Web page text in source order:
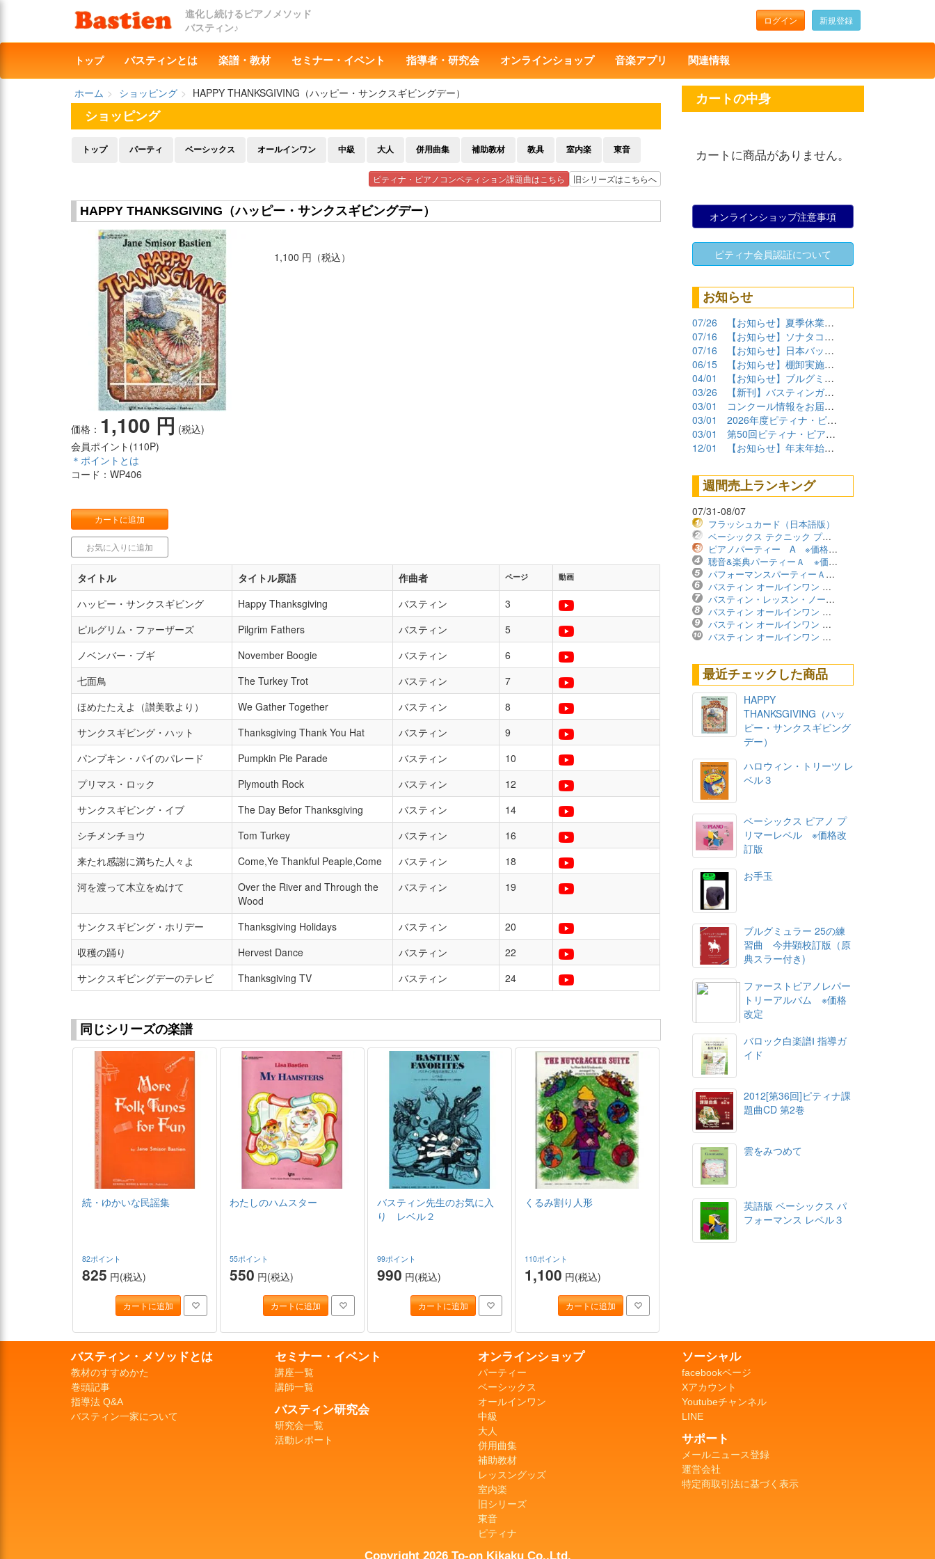
進化し続けるピアノメソッド
バスティン♪
ログイン 新規登録
トップ バスティンとは 楽譜・教材 セミナー・イベント 指導者・研究会 オンラインショップ 音楽アプリ 関連情報
ホーム ショッピング
HAPPY THANKSGIVING（ハッピー・サンクスギビングデー）
ショッピング
トップ パーティ ベーシックス オールインワン 中級 大人 併用曲集 補助教材 教具 室内楽 東音
ピティナ・ピアノコンペティション課題曲はこちら 旧シリーズはこちらへ
HAPPY THANKSGIVING（ハッピー・サンクスギビングデー）
価格： 1,100 円 (税込)
会員ポイント(110P)
＊ポイントとは
コード：WP406
カートに追加
お気に入りに追加
1,100 円（税込）
タイトル タイトル原語 作曲者 ページ 動画
ハッピー・サンクスギビング Happy Thanksgiving バスティン
3
ピルグリム・ファーザーズ
Pilgrim Fathers バスティン
5
ノベンバー・ブギ
November Boogie バスティン
6
七面鳥
The Turkey Trot バスティン
7
ほめたたえよ（讃美歌より）
We Gather Together バスティン
8
サンクスギビング・ハット
Thanksgiving Thank You Hat バスティン
9
パンプキン・パイのパレード
Pumpkin Pie Parade バスティン
10
プリマス・ロック
Plymouth Rock バスティン
12
サンクスギビング・イブ
The Day Befor Thanksgiving バスティン
14
シチメンチョウ
Tom Turkey バスティン
16
来たれ感謝に満ちた人々よ
Come,Ye Thankful Peaple,Come バスティン
18
河を渡って木立をぬけて
Over the River and Through the
Wood
バスティン 19
サンクスギビング・ホリデー Thanksgiving Holidays バスティン
20
収穫の踊り
Hervest Dance バスティン
22
サンクスギビングデーのテレビ
Thanksgiving TV バスティン 24
同じシリーズの楽譜
続・ゆかいな民謡集
82ポイント
825 円(税込)
カートに追加
わたしのハムスター
55ポイント
550 円(税込)
カートに追加
バスティン先生のお気に入
り レベル２
99ポイント
990 円(税込)
カートに追加
くるみ割り人形
110ポイント
1,100 円(税込)
カートに追加
カートの中身
カートに商品がありません。
オンラインショップ注意事項
ピティナ会員認証について
お知らせ
07/26
【お知らせ】夏季休業期間について
07/16
【お知らせ】ソナタコンクール2026参加要項公開
07/16
【お知らせ】日本バッハコンクール2026参加要項公開
06/15
【お知らせ】棚卸実施に伴うショップ臨時休業について
04/01
【お知らせ】ブルグミュラーコンクール2026課題曲公開
03/26
【新刊】バスティンガイド再販しました！
03/01
コンクール情報をお届けします！（2026年度）
03/01
2026年度ピティナ・ピアノコンペティション課題曲商品
03/01
第50回ピティナ・ピアノコンペティション課題曲公開！
12/01
【お知らせ】年末年始の営業について
週間売上ランキング
07/31-08/07
フラッシュカード（日本語版）
ベーシックス テクニック プリマーレベル ※価格改定版
ピアノパーティー A ※価格改定版
聴音&楽典パーティーＡ ※価格改定版
パフォーマンスパーティーＡ ※価格改定版
バスティン オールインワン レベル1B ※価格改定版
バスティン・レッスン・ノート ※価格改定版
バスティン オールインワン レベル2B ※価格改定版
バスティン オールインワン レベル4A ※価格改定版
バスティン オールインワン レベル3B ※価格改定版
最近チェックした商品
HAPPY
THANKSGIVING（ハッ
ピー・サンクスギビング
デー）
ハロウィン・トリーツ レ
ベル３
ベーシックス ピアノ プ
リマーレベル ※価格改
訂版
お手玉
ブルグミュラー 25の練
習曲 今井顕校訂版（原
典スラー付き)
ファーストピアノレパー
トリーアルバム ※価格
改定
バロック白楽譜Ⅰ 指導ガ
イド
2012[第36回]ピティナ課
題曲CD 第2巻
雲をみつめて
英語版 ベーシックス パ
フォーマンス レベル３
バスティン・メソッドとは
教材のすすめかた
巻頭記事
指導法 Q&A
バスティン一家について
セミナー・イベント
講座一覧
講師一覧
バスティン研究会
研究会一覧
活動レポート
オンラインショップ
パーティー
ベーシックス
オールインワン
中級
大人
併用曲集
補助教材
レッスングッズ
室内楽
旧シリーズ
東音
ピティナ
ソーシャル
facebookページ
Xアカウント
Youtubeチャンネル
LINE
サポート
メールニュース登録
運営会社
特定商取引法に基づく表示
Copyright 2026 To-on Kikaku Co.,Ltd.